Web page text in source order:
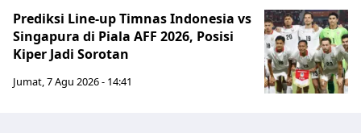
Prediksi Line-up Timnas Indonesia vs
Singapura di Piala AFF 2026, Posisi
Kiper Jadi Sorotan
Jumat, 7 Agu 2026 - 14:41